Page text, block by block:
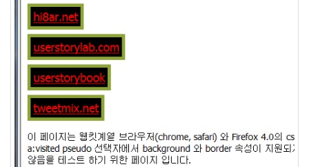
Shadow